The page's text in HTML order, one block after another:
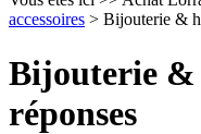
accessoires > Bijouterie &
Bijouterie &
réponses